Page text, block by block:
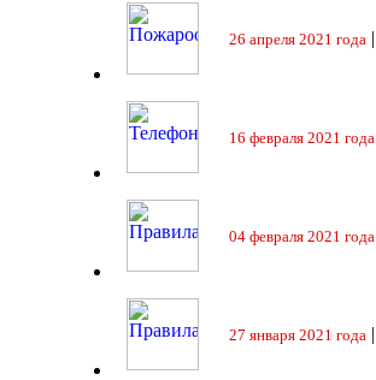
26 апреля 2021 года |
16 февраля 2021 года
04 февраля 2021 года
27 января 2021 года |